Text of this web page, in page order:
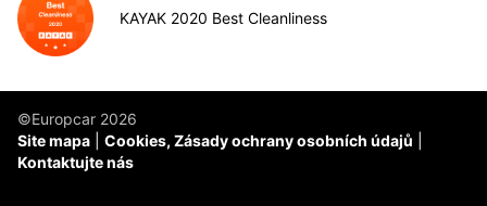
KAYAK 2020 Best Cleanliness
©Europcar 2026
Site mapa
Cookies, Zásady ochrany osobních údajů
Kontaktujte nás